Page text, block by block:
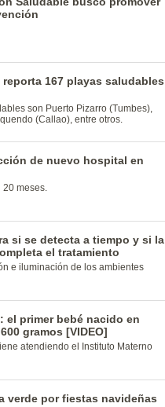
167 playas saludables
son Puerto Pizarro (Tumbes),
(Callao), entre otros.
de nuevo hospital en
20 meses.
si se detecta a tiempo y si la
el tratamiento
e iluminación de los ambientes
el primer bebé nacido en
gramos [VIDEO]
atendiendo el Instituto Materno
verde por fiestas navideñas